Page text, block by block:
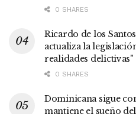
0 SHARES
Ricardo de los
actualiza la
realidades delictivas"
0 SHARES
Dominicana sigue
mantiene el sueño